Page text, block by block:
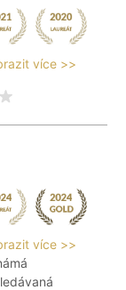
více >>
více >>